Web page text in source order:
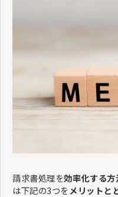
請求書処理を効率化する方
は下記の3つをメリットと